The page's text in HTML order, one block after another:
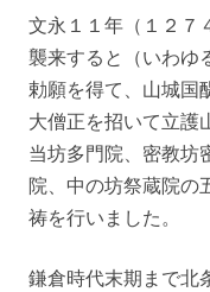
文永１１年（１２７
襲来すると（いわゆ
勅願を得て、山城国
大僧正を招いて立護
当坊多門院、密教坊
院、中の坊祭蔵院の
祷を行いました。
鎌倉時代末期まで北